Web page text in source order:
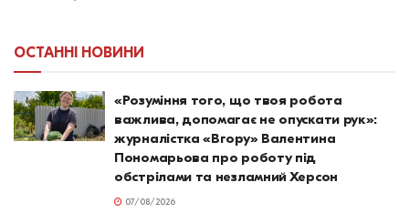
ОСТАННІ НОВИНИ
«Розуміння того, що твоя робота
важлива, допомагає не опускати рук»:
журналістка «Вгору» Валентина
Пономарьова про роботу під
обстрілами та незламний Херсон
07/08/2026